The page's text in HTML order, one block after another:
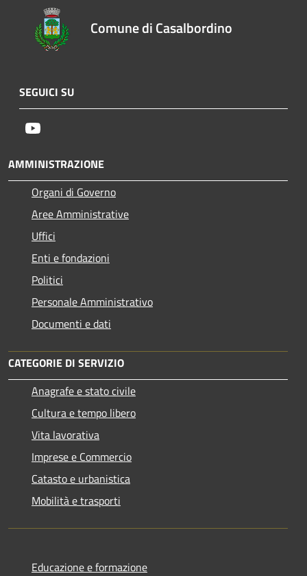
Comune di Casalbordino
SEGUICI SU
AMMINISTRAZIONE
Organi di Governo
Aree Amministrative
Uffici
Enti e fondazioni
Politici
Personale Amministrativo
Documenti e dati
CATEGORIE DI SERVIZIO
Anagrafe e stato civile
Cultura e tempo libero
Vita lavorativa
Imprese e Commercio
Catasto e urbanistica
Mobilità e trasporti
Educazione e formazione